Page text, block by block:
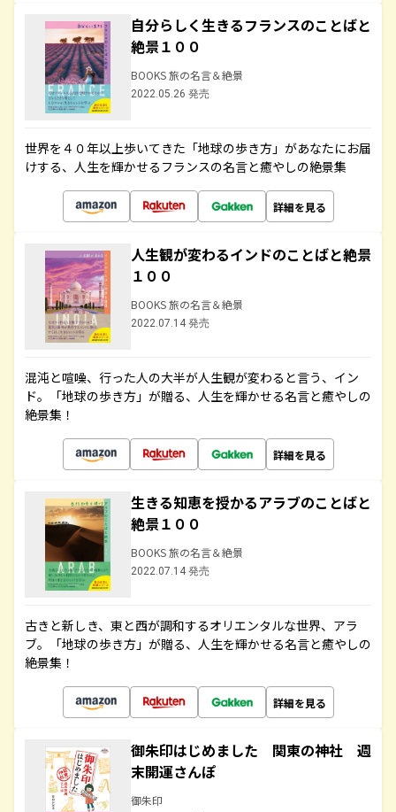
自分らしく生きるフランスのことばと
絶景１００
BOOKS 旅の名言＆絶景
2022.05.26 発売
世界を４０年以上歩いてきた「地球の歩き方」があなたにお届
けする、人生を輝かせるフランスの名言と癒やしの絶景集
詳細を見る
人生観が変わるインドのことばと絶景
１００
BOOKS 旅の名言＆絶景
2022.07.14 発売
混沌と喧噪、行った人の大半が人生観が変わると言う、イン
ド。「地球の歩き方」が贈る、人生を輝かせる名言と癒やしの
絶景集！
詳細を見る
生きる知恵を授かるアラブのことばと
絶景１００
BOOKS 旅の名言＆絶景
2022.07.14 発売
古きと新しき、東と西が調和するオリエンタルな世界、アラ
ブ。「地球の歩き方」が贈る、人生を輝かせる名言と癒やしの
絶景集！
詳細を見る
御朱印はじめました 関東の神社 週
末開運さんぽ
御朱印